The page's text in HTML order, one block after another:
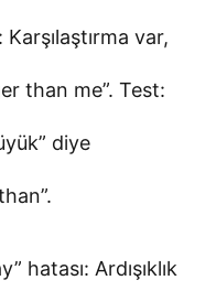
var,
than me”. Test:
diye
hatası: Ardışıklık